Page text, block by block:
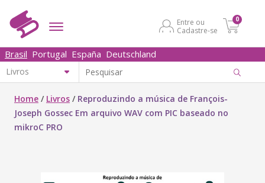
Entre ou
Cadastre-se
0
Brasil Portugal España Deutschland
Home / Livros / Reproduzindo a música de François-
Joseph Gossec Em arquivo WAV com PIC baseado no
mikroC PRO